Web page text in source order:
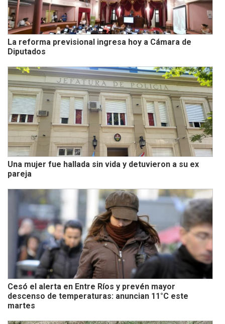
La reforma previsional ingresa hoy a Cámara de
Diputados
Una mujer fue hallada sin vida y detuvieron a su ex
pareja
Cesó el alerta en Entre Ríos y prevén mayor
descenso de temperaturas: anuncian 11°C este
martes